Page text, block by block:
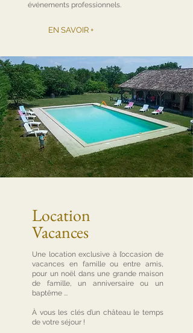
événements professionnels.
EN SAVOIR +
Location
Vacances
Une location exclusive à l’occasion de
vacances en famille ou entre amis,
pour un noël dans une grande maison
de famille, un anniversaire ou un
baptême ...
À vous les clés d’un château le temps
de votre séjour !